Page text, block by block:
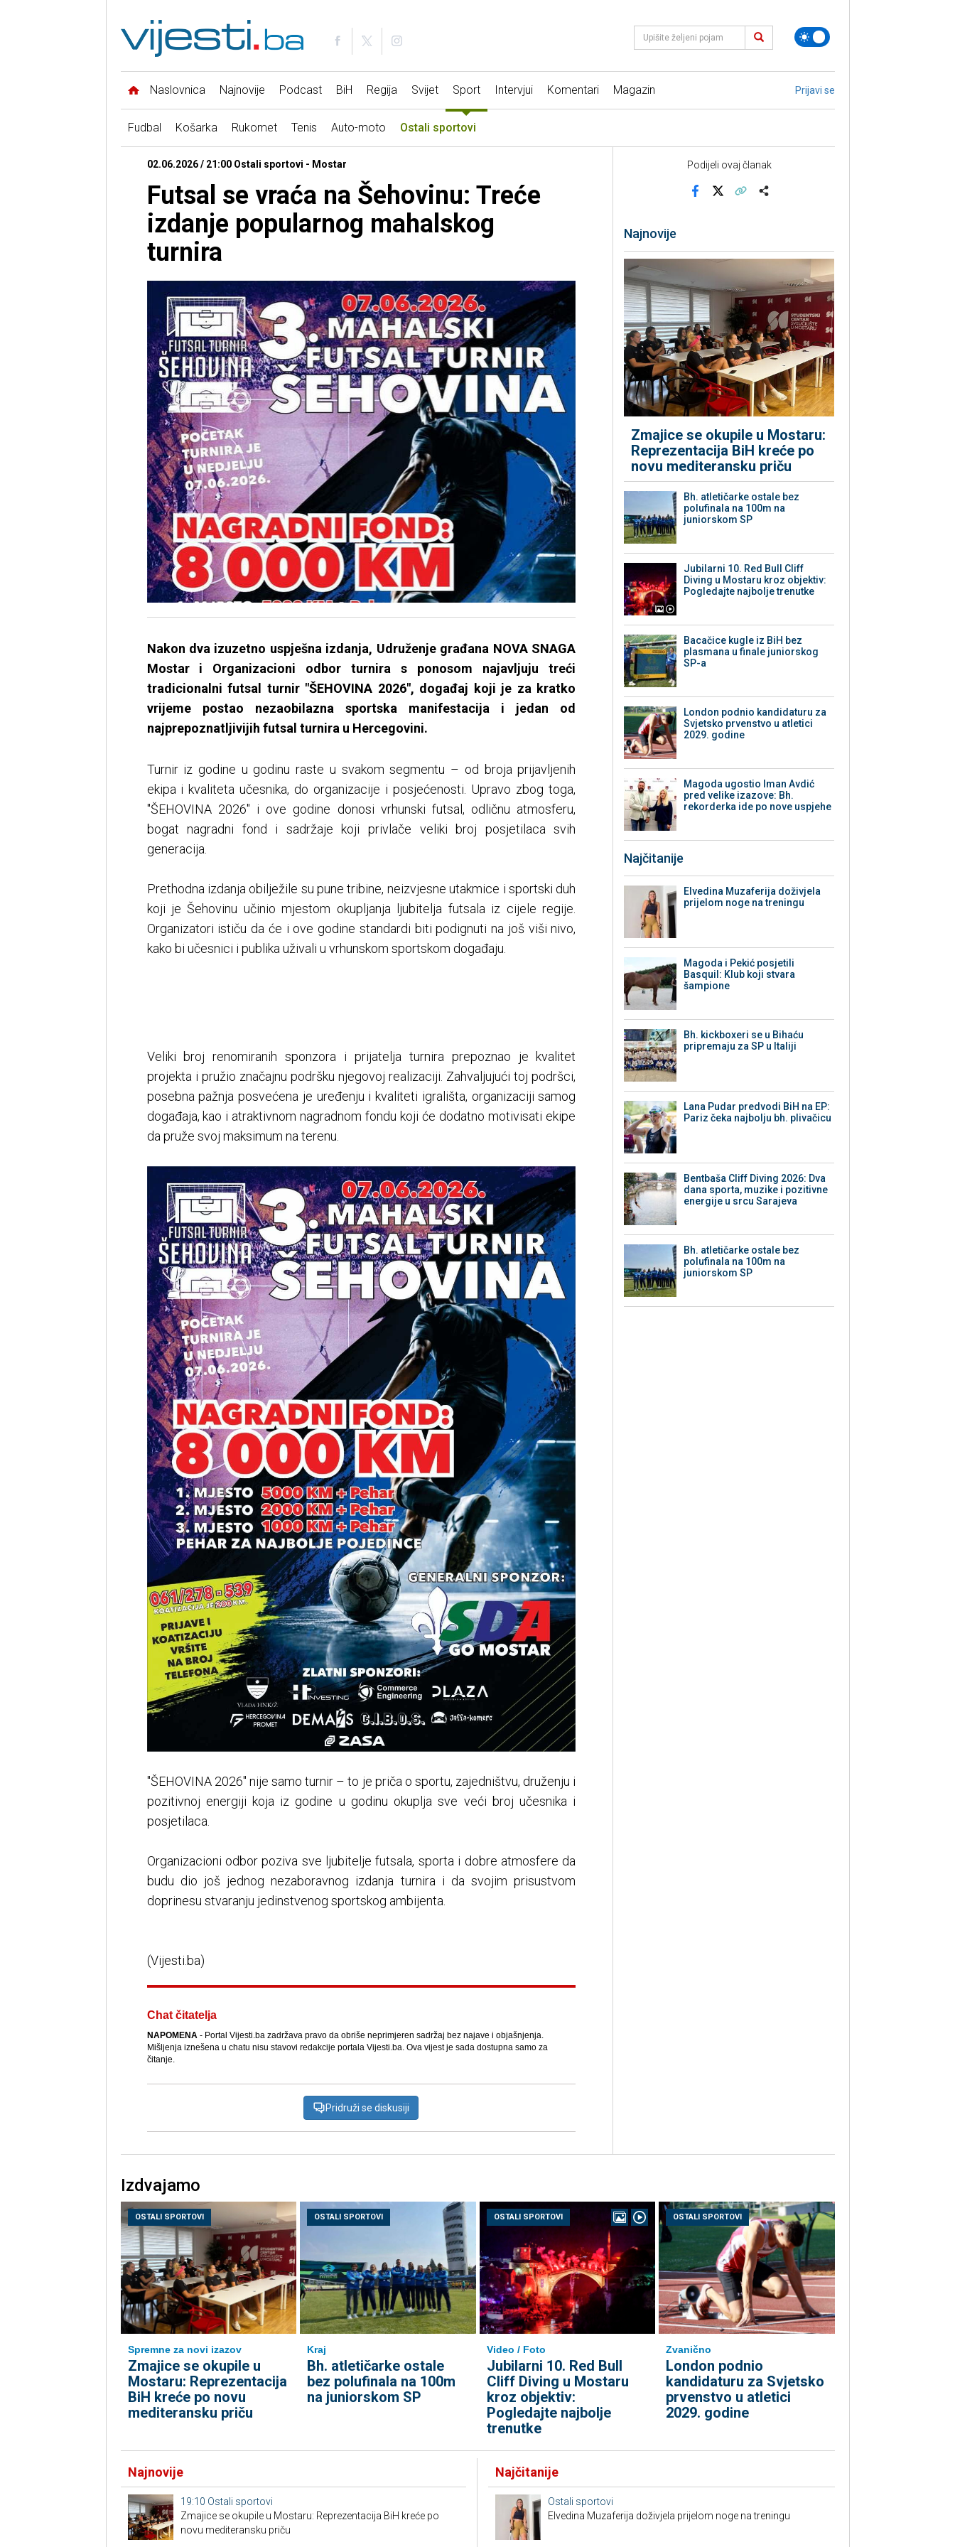
Naslovnica Najnovije Podcast BiH Regija Svijet Sport Intervjui Komentari Magazin Prijavi se
Fudbal Košarka Rukomet Tenis Auto-moto Ostali sportovi
02.06.2026 / 21:00 Ostali sportovi - Mostar
Futsal se vraća na Šehovinu: Treće
izdanje popularnog mahalskog
turnira
Nakon dva izuzetno uspješna izdanja, Udruženje građana NOVA SNAGA
Mostar i Organizacioni odbor turnira s ponosom najavljuju treći
tradicionalni futsal turnir "ŠEHOVINA 2026", događaj koji je za kratko
vrijeme postao nezaobilazna sportska manifestacija i jedan od
najprepoznatljivijih futsal turnira u Hercegovini.
Turnir iz godine u godinu raste u svakom segmentu – od broja prijavljenih
ekipa i kvaliteta učesnika, do organizacije i posjećenosti. Upravo zbog toga,
"ŠEHOVINA 2026" i ove godine donosi vrhunski futsal, odličnu atmosferu,
bogat nagradni fond i sadržaje koji privlače veliki broj posjetilaca svih
generacija.
Prethodna izdanja obilježile su pune tribine, neizvjesne utakmice i sportski duh
koji je Šehovinu učinio mjestom okupljanja ljubitelja futsala iz cijele regije.
Organizatori ističu da će i ove godine standardi biti podignuti na još viši nivo,
kako bi učesnici i publika uživali u vrhunskom sportskom događaju.
Veliki broj renomiranih sponzora i prijatelja turnira prepoznao je kvalitet
projekta i pružio značajnu podršku njegovoj realizaciji. Zahvaljujući toj podršci,
posebna pažnja posvećena je uređenju i kvaliteti igrališta, organizaciji samog
događaja, kao i atraktivnom nagradnom fondu koji će dodatno motivisati ekipe
da pruže svoj maksimum na terenu.
"ŠEHOVINA 2026" nije samo turnir – to je priča o sportu, zajedništvu, druženju i
pozitivnoj energiji koja iz godine u godinu okuplja sve veći broj učesnika i
posjetilaca.
Organizacioni odbor poziva sve ljubitelje futsala, sporta i dobre atmosfere da
budu dio još jednog nezaboravnog izdanja turnira i da svojim prisustvom
doprinesu stvaranju jedinstvenog sportskog ambijenta.
(Vijesti.ba)
Chat čitatelja
NAPOMENA- Portal Vijesti.ba zadržava pravo da obriše neprimjeren sadržaj bez najave i objašnjenja.
Mišljenja iznešena u chatu nisu stavovi redakcije portala Vijesti.ba. Ova vijest je sada dostupna samo za
čitanje.
Pridruži se diskusiji
Podijeli ovaj članak
Najnovije
Zmajice se okupile u Mostaru:
Reprezentacija BiH kreće po
novu mediteransku priču
Bh. atletičarke ostale bez
polufinala na 100m na
juniorskom SP
Jubilarni 10. Red Bull Cliff
Diving u Mostaru kroz objektiv:
Pogledajte najbolje trenutke
Bacačice kugle iz BiH bez
plasmana u finale juniorskog
SP-a
London podnio kandidaturu za
Svjetsko prvenstvo u atletici
2029. godine
Magoda ugostio Iman Avdić
pred velike izazove: Bh.
rekorderka ide po nove uspjehe
Najčitanije
Elvedina Muzaferija doživjela
prijelom noge na treningu
Magoda i Pekić posjetili
Basquil: Klub koji stvara
šampione
Bh. kickboxeri se u Bihaću
pripremaju za SP u Italiji
Lana Pudar predvodi BiH na EP:
Pariz čeka najbolju bh. plivačicu
Bentbaša Cliff Diving 2026: Dva
dana sporta, muzike i pozitivne
energije u srcu Sarajeva
Bh. atletičarke ostale bez
polufinala na 100m na
juniorskom SP
Izdvajamo
OSTALI SPORTOVI
Spremne za novi izazov
Zmajice se okupile u
Mostaru: Reprezentacija
BiH kreće po novu
mediteransku priču
OSTALI SPORTOVI
Kraj
Bh. atletičarke ostale
bez polufinala na 100m
na juniorskom SP
OSTALI SPORTOVI
Video / Foto
Jubilarni 10. Red Bull
Cliff Diving u Mostaru
kroz objektiv:
Pogledajte najbolje
trenutke
OSTALI SPORTOVI
Zvanično
London podnio
kandidaturu za Svjetsko
prvenstvo u atletici
2029. godine
Najnovije
19:10 Ostali sportovi
Zmajice se okupile u Mostaru: Reprezentacija BiH kreće po
novu mediteransku priču
Najčitanije
Ostali sportovi
Elvedina Muzaferija doživjela prijelom noge na treningu